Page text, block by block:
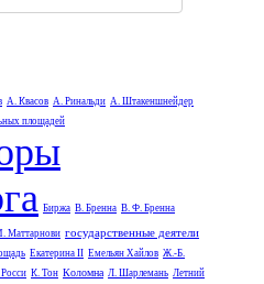
А. Квасов А. Ринальди А. Штакеншнейдер
площадей
Биржа В. Бренна В. Ф. Бренна
Маттарнови государственные деятели
Екатерина II Емельян Хайлов Ж.-Б.
К. Тон Коломна Л. Шарлемань Летний